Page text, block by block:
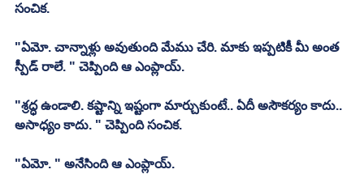
సంచిక.
"ఏమో. చాన్నాళ్లు అవుతుంది మేము చేరి. మాకు ఇప్పటికీ మీ అంత
స్పీడ్ రాలే. " చెప్పింది ఆ ఎంప్లాయ్.
"శ్రద్ధ ఉండాలి. కష్టాన్ని ఇష్టంగా మార్చుకుంటే.. ఏదీ అసౌకర్యం కాదు..
అసాధ్యం కాదు. " చెప్పింది సంచిక.
"ఏమో. " అనేసింది ఆ ఎంప్లాయ్.